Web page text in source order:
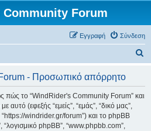
Forum
Σύνδεση
Εγγραφή
- Προσωπικό απόρρητο
πώς το “WindRider's Community Forum” και
αυτό (εφεξής “εμείς”, “εμάς”, “δικό μας”,
windrider.gr/forum”) και το phpBB
“λογισμικό phpBB”, “www.phpbb.com”,